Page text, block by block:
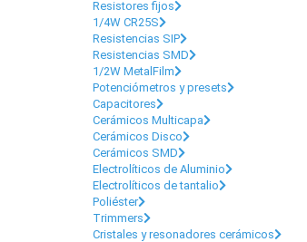
Resistores fijos
1/4W CR25S
Resistencias SIP
Resistencias SMD
1/2W MetalFilm
Potenciómetros y presets
Capacitores
Cerámicos Multicapa
Cerámicos Disco
Cerámicos SMD
Electrolíticos de Aluminio
Electrolíticos de tantalio
Poliéster
Trimmers
Cristales y resonadores cerámicos